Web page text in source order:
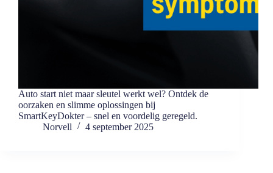
Auto start niet maar sleutel werkt wel? Ontdek de
oorzaken en slimme oplossingen bij
SmartKeyDokter – snel en voordelig geregeld.
Norvell
4 september 2025